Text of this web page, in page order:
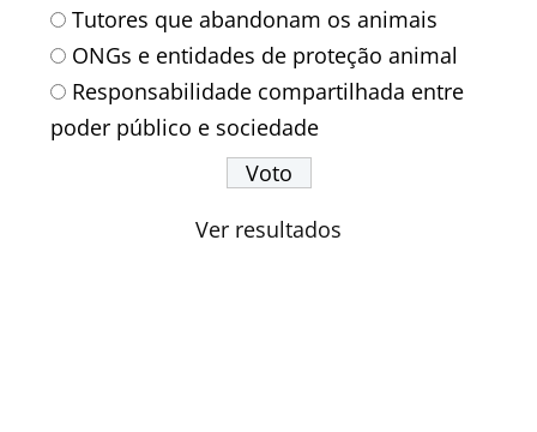
Tutores que abandonam os animais
ONGs e entidades de proteção animal
Responsabilidade compartilhada entre
poder público e sociedade
Ver resultados